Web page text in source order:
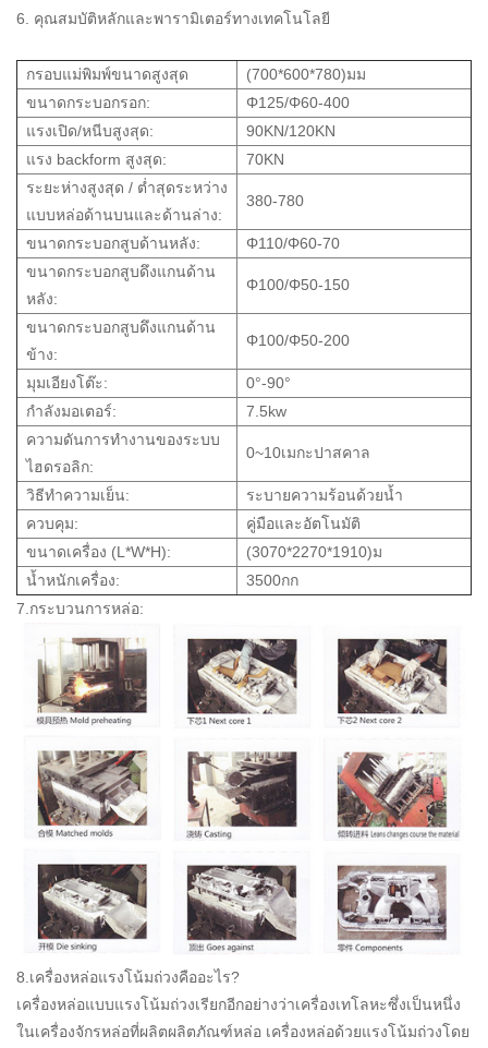
6. คุณสมบัติหลักและพารามิเตอร์ทางเทคโนโลยี
กรอบแม่พิมพ์ขนาดสูงสุด
(700*600*780)มม
ขนาดกระบอกรอก:
Φ125/Φ60-400
แรงเปิด/หนีบสูงสุด:
90KN/120KN
แรง backform สูงสุด:
70KN
ระยะห่างสูงสุด / ต่ำสุดระหว่าง
แบบหล่อด้านบนและด้านล่าง:
380-780
ขนาดกระบอกสูบด้านหลัง:
Φ110/Φ60-70
ขนาดกระบอกสูบดึงแกนด้าน
หลัง:
Φ100/Φ50-150
ขนาดกระบอกสูบดึงแกนด้าน
ข้าง:
Φ100/Φ50-200
มุมเอียงโต๊ะ:
0°-90°
กำลังมอเตอร์:
7.5kw
ความดันการทำงานของระบบ
ไฮดรอลิก:
0~10เมกะปาสคาล
วิธีทำความเย็น:
ระบายความร้อนด้วยน้ำ
ควบคุม:
คู่มือและอัตโนมัติ
ขนาดเครื่อง (L*W*H):
(3070*2270*1910)ม
น้ำหนักเครื่อง:
3500กก
7.กระบวนการหล่อ:
8.เครื่องหล่อแรงโน้มถ่วงคืออะไร?
เครื่องหล่อแบบแรงโน้มถ่วงเรียกอีกอย่างว่าเครื่องเทโลหะซึ่งเป็นหนึ่ง
ในเครื่องจักรหล่อที่ผลิตผลิตภัณฑ์หล่อ เครื่องหล่อด้วยแรงโน้มถ่วงโดย